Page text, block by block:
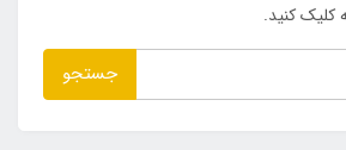
کلیک کنید.
جستجو